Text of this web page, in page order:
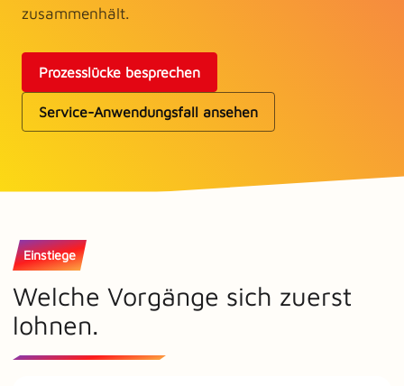
zusammenhält.
Prozesslücke besprechen
Service-Anwendungsfall ansehen
Einstiege
Welche Vorgänge sich zuerst
lohnen.